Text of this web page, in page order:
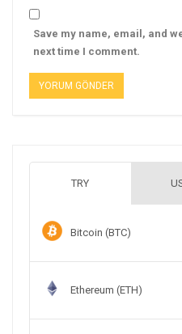
Save my name, email, and
next time I comment.
TRY
Bitcoin (BTC)
Ethereum (ETH)